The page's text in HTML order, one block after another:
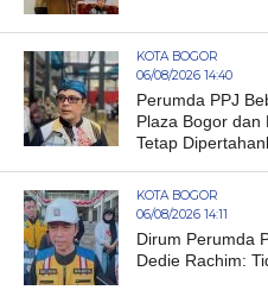
KOTA BOGOR
06/08/2026 14:40
Perumda PPJ
Plaza Bogor dan
Tetap
KOTA BOGOR
06/08/2026 14:11
Dirum Perumda
Dedie Rachim: